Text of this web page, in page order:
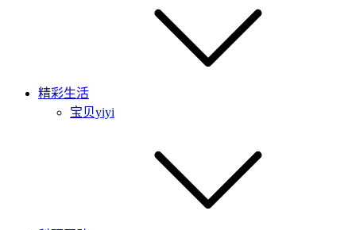
精彩生活
宝贝yiyi